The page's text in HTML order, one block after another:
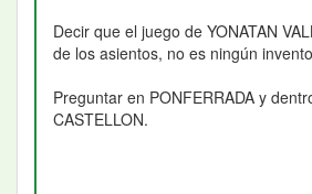
Decir que el juego de YONATAN
de los asientos, no es ningún
Preguntar en PONFERRADA y
CASTELLON.